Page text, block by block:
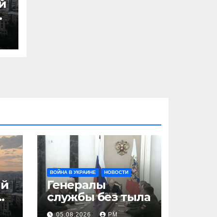
ВОЙНА В УКРАИНЕ НОВОСТИ
Генералы
службы без тыла
05.08.2026 РМ